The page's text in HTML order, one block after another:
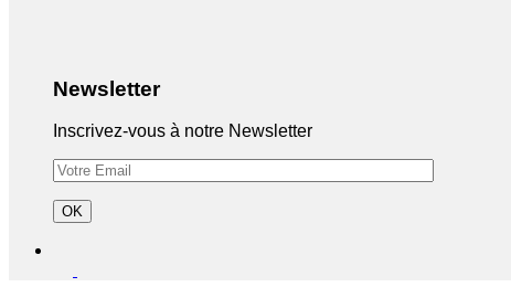
Newsletter
Inscrivez-vous à notre Newsletter